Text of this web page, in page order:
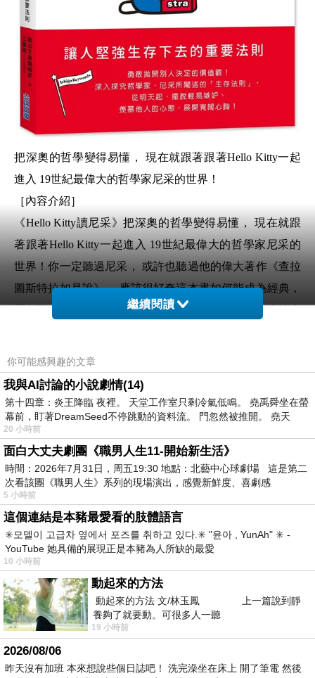
把深奧的哲學變得易懂， 現在就跟著跟著Hello Kitty一起
進入 19世紀最偉大的哲學家尼采的世界！
［內容介紹］
《Hello Kitty讀尼采》把深奧的哲學變得易懂， 現在就跟
著跟著Hello Kitty一起進入 19世紀最偉大的哲學家尼采的
世界！你一定聽過尼采， 或許也聽過他的偉大著作《查拉
圖斯特拉如是說》， 應該很好奇這本書如何能成為經典，
歷久不衰， 但龐大的文字量與看似艱澀的內容總令人怯步
就隨著它一起遨遊充滿哲理的文字世界吧！ 將《查拉圖斯
特拉如是說》中雋永的文章，轉換成好讀易懂的語錄，並
在語錄下方做進一步的說明以及出處。 ˙文詞簡單卻耐人
尋味，有別於原作艱澀難懂的文字，讓讀者可以輕鬆理解
重點，掌握《查拉圖斯特拉如是說》的精髓。 ˙精選Hello
Kitty圖像，圖文搭配賞心悅目，全書收錄超過100幅精美的
畫作，值得Hello Kitty迷收藏。 讓人堅強生存下去的重要
法則 勇敢拋開別人決定的價值觀！ 深入探究哲學家．尼采
所闡述的「生存法則」， 從明天起，擺脫輕易嫉妒、 羨慕
他人的心態，展開寬闊心胸！ 也許你一聽到「哲學」二字
就下意識地覺得艱澀難懂而採取敬而遠之的態度，不過，
尼采是以極為認真的心態面對「我們究竟該如何生存下
去？」這個問題。因此，在他的思想當中有著非常多讓人
從明天起變得更積極的啟示。 就讓我們跟著Hello Kitty一
繼續閱讀
你可能感興趣的文章
我與AI討論的小說劇情(14)
第十四章：炎王降臨 夜裡。 天堂工作室只剩冷氣低鳴。 堯禹舜坐在螢
幕前，盯著DreamSeed不停跳動的資料流。 門忽然被推開。 堯天
20 小時前
面白大丈夫劇團《職男人生11-開始新生活》
時間：2026年7月31日，周五19:30 地點：北藝中心球劇場 這是第二
次看該團《職男人生》系列的現場演出，感覺新鮮度、喜劇感
5 小時前
這個連結是本豬最愛看的肢體語言
✳️모델이 고급차 옆에서 포즈를 취하고 있다.✳️ "윤아 , YunAh" ✳️ -
YouTube 她具備的展現正是本豬為人所缺的最愛
10 小時前
動起來的方法
動起來的方法 文/林玉鳳 上一篇說到靜
養夠了就要動。可很多人一聽
19 小時前
2026/08/06
昨天沒有加班 本來想說些個日誌吧！ 洗完澡坐在床上 開了筆電 然後